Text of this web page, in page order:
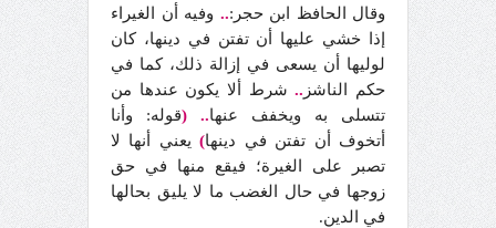
وقال الحافظ ابن حجر:.. وفيه أن الغيراء
إذا خشي عليها أن تفتن في دينها، كان
لوليها أن يسعى في إزالة ذلك، كما في
حكم الناشز ..شرط ألا يكون عندها من
تتسلى به ويخفف عنها..
(قوله: وأنا
أتخوف أن تفتن في دينها)يعني أنها لا
تصبر على الغيرة؛ فيقع منها في حق
زوجها في حال الغضب ما لا يليق بحالها
في الدين.